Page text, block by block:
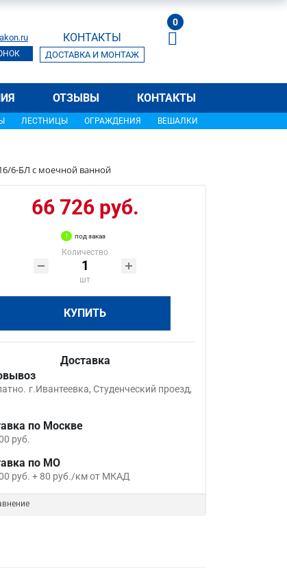
КОНТАКТЫ
ДОСТАВКА И МОНТАЖ
0
ОТЗЫВЫ КОНТАКТЫ
ЛЕСТНИЦЫ ОГРАЖДЕНИЯ ВЕШАЛКИ
6-БЛ с моечной ванной
66 726 руб.
под заказ
Количество
шт
КУПИТЬ
Доставка
г.Ивантеевка, Студенческий проезд,
по Москве
руб.
по МО
руб. + 80 руб./км от МКАД